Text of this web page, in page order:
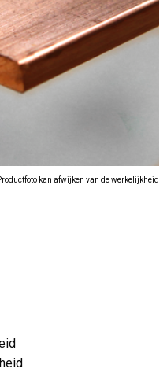
kan afwijken van de werkelijkheid